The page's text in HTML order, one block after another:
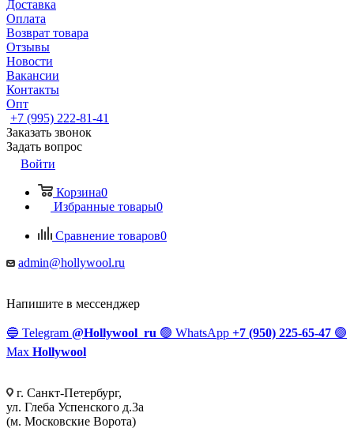
Доставка
Оплата
Возврат товара
Отзывы
Новости
Вакансии
Контакты
Опт
+7 (995) 222-81-41
Заказать звонок
Задать вопрос
Войти
Корзина0
Избранные товары0
Сравнение товаров0
admin@hollywool.ru
Напишите в мессенджер
🔵 Telegram @Hollywool_ru 🟢 WhatsApp +7 (950) 225-65-47 🟣
Max Hollywool
г. Санкт-Петербург,
ул. Глеба Успенского д.3а
(м. Московские Ворота)